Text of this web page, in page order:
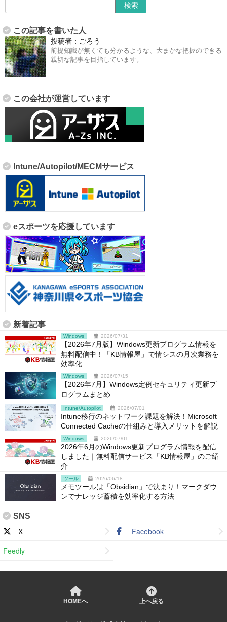
この記事を書いた人
投稿者： ごろう
前提知識が無くても分かるような、大まかな把握のできる
親切な記事を目指しています。
この会社が運営しています
Intune/Autopilot/MECMサービス
eスポーツを応援しています
新着記事
Windows 2026/07/31
【2026年7月版】Windows更新プログラム情報を
無料配信中！「KB情報屋」で情シスの月次業務を
効率化
Windows 2026/07/15
【2026年7月】Windows定例セキュリティ更新プ
ログラムまとめ
Intune/Autopilot 2026/07/01
Intune移行のネットワーク課題を解決！Microsoft
Connected Cacheの仕組みと導入メリットを解説
Windows 2026/07/01
2026年6月のWindows更新プログラム情報を配信
しました｜無料配信サービス「KB情報屋」のご紹
介
ツール 2026/06/18
メモツールは「Obsidian」で決まり！マークダウ
ンでナレッジ蓄積を効率化する方法
SNS
X
Facebook
Feedly
HOMEへ 上へ戻る